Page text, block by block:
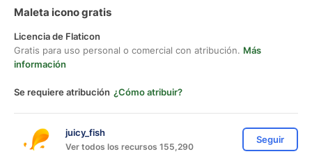
Maleta icono gratis
Licencia de Flaticon
Gratis para uso personal o comercial con atribución. Más
información
Se requiere atribución ¿Cómo atribuir?
juicy_fish
Ver todos los recursos 155,290
Seguir